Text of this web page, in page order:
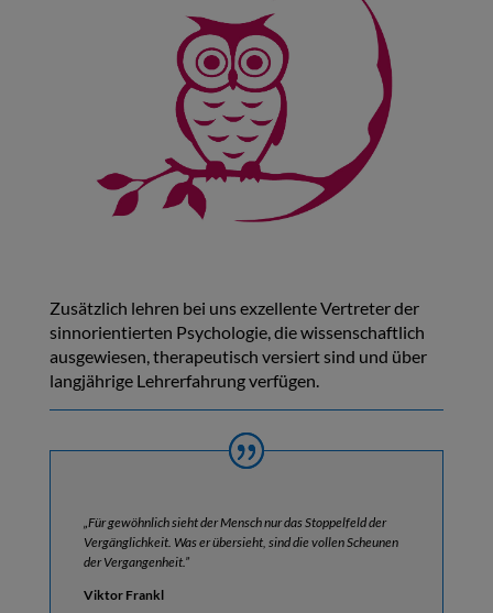
Zusätzlich lehren bei uns exzellente Vertreter der
sinnorientierten Psychologie, die wissenschaftlich
ausgewiesen, therapeutisch versiert sind und über
langjährige Lehrerfahrung verfügen.
„Für gewöhnlich sieht der Mensch nur das Stoppelfeld der
Vergänglichkeit. Was er übersieht, sind die vollen Scheunen
der Vergangenheit.”
Viktor Frankl